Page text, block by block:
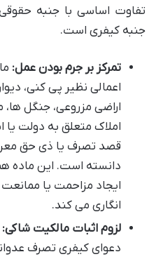
تفاوت اساسی با جنبه
جنبه کیفری است.
تمرکز بر جرم بودن عمل:
اعمالی نظیر پی کنی،
اراضی مزروعی، جنگل ها،
املاک متعلق به دولت
قصد تصرف یا ذی حق
دانسته است. این ماده
ایجاد مزاحمت یا ممانعت
انگاری می کند.
لزوم اثبات مالکیت شاکی:
دعوای کیفری تصرف